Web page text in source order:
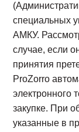
специальных
АМКУ.
случае, если
принятия
ProZorro
электронного
закупке. При
указанные в